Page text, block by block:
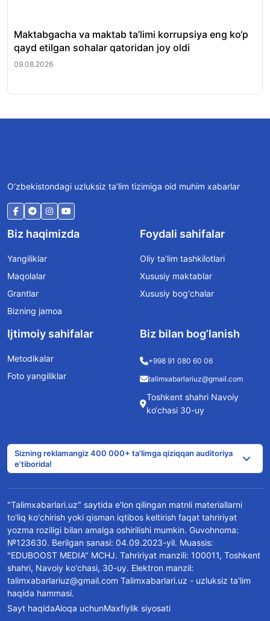
Maktabgacha va maktab ta’limi korrupsiya eng ko‘p
qayd etilgan sohalar qatoridan joy oldi
09.08.2026
O‘zbekistondagi uzluksiz ta’lim tizimiga oid muhim xabarlar
Biz haqimizda
Yangiliklar
Maqolalar
Grantlar
Bizning jamoa
Foydali sahifalar
Oliy ta’lim tashkilotlari
Xususiy maktablar
Xususiy bog‘chalar
Ijtimoiy sahifalar
Metodikalar
Foto yangiliklar
Biz bilan bog’lanish
+998 91 080 60 06
talimxabarlariuz@gmail.com
Toshkent shahri Navoiy
ko‘chasi 30-uy
Sizning reklamangiz 400 000+ ta'limga qiziqqan auditoriya
e'tiborida!
"Talimxabarlari.uz" saytida e'lon qilingan matnli materiallarni
to'liq ko'chirish yoki qisman iqtibos keltirish faqat tahririyat
yozma roziligi bilan amalga oshirilishi mumkin. Guvohnoma:
№123630. Berilgan sanasi: 04.09.2023-yil. Muassis:
"EDUBOOST MEDIA" MCHJ. Tahririyat manzili: 100011, Toshkent
shahri, Navoiy ko'chasi, 30-uy. Elektron manzil:
talimxabarlariuz@gmail.com Talimxabarlari.uz - uzluksiz ta'lim
haqida hammasi.
Sayt haqidaAloqa uchunMaxfiylik siyosati